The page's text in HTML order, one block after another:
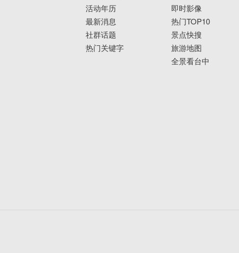
活动年历
最新消息
社群话题
热门关键字
即时影像
热门TOP10
景点快搜
旅游地图
全景看台中